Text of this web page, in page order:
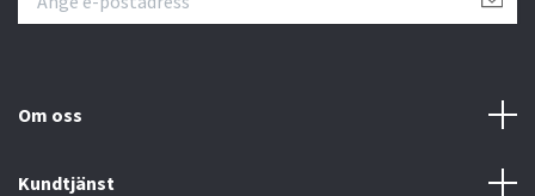
Om oss
Kundtjänst